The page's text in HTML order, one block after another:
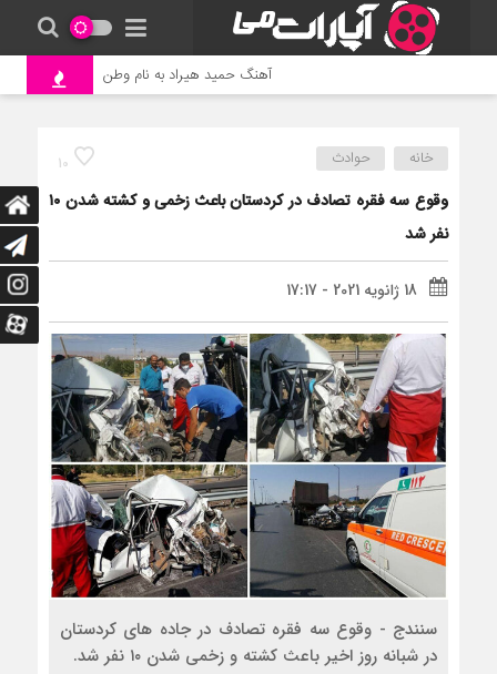
آهنگ حمید هیراد به نام وطن جنگ و
10 خانه حوادث
وقوع سه فقره تصادف در کردستان باعث زخمی و کشته شدن ۱۰
نفر شد
18 ژانویه 2021 - 17:17
سنندج - وقوع سه فقره تصادف در جاده های کردستان
در شبانه روز اخیر باعث کشته و زخمی شدن ۱۰ نفر شد.